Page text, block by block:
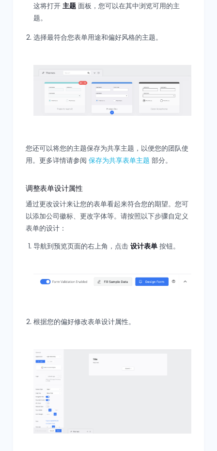
这将打开 主题面板，您可以在其中浏览可用的主
题。
选择最符合您表单用途和偏好风格的主题。
您还可以将您的主题保存为共享主题，以便您的团队使
用。更多详情请参阅 保存为共享表单主题 部分。
调整表单设计属性
通过更改设计来让您的表单看起来符合您的期望。您可
以添加公司徽标、更改字体等。请按照以下步骤自定义
表单的设计：
导航到预览页面的右上角，点击 设计表单按钮。
根据您的偏好修改表单设计属性。